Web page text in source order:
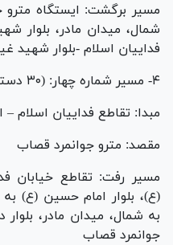
مسیر برگشت: ایستگاه مترو
شمال، میدان مادر، بلوار
فداییان اسلام -بلوار شهید
۴- مسیر شماره چهار: (۳۰ دستگاه)
مبدا: تقاطع فداییان اسلام
مقصد: مترو جوانمرد قصاب
مسیر رفت: تقاطع خیابان
(ع)، بلوار امام حسین (ع) به
به شمال، میدان مادر،
جوانمرد قصاب